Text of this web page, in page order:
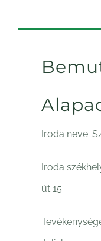
Iroda neve:
Iroda
út 15.